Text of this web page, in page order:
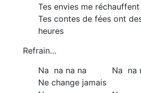
Tes envies me
Tes contes de fées ont
heures
Refrain…
Na na na na Na na
Ne change jamais